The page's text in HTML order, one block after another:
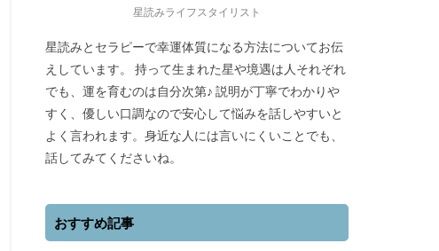
星読みライフスタイリスト
星読みとセラピーで幸運体質になる方法についてお伝
えしています。 持って生まれた星や境遇は人それぞれ
でも、運を育むのは自分次第♪ 説明が丁寧でわかりや
すく、優しい口調なので安心して悩みを話しやすいと
よく言われます。身近な人には言いにくいことでも、
話してみてくださいね。
おすすめ記事